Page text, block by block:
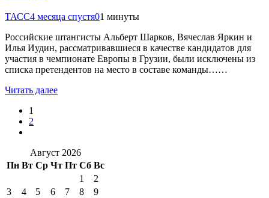
ТАСС4 месяца спустя01 минуты
Российские штангисты Альберт Шарков, Вячеслав Яркин и
Илья Иудин, рассматривавшиеся в качестве кандидатов для
участия в чемпионате Европы в Грузии, были исключены из
списка претендентов на место в составе команды……
Читать далее
1
2
Август 2026
Пн Вт Ср Чт Пт Сб Вс
1
2
3
4 5 6 7 8 9